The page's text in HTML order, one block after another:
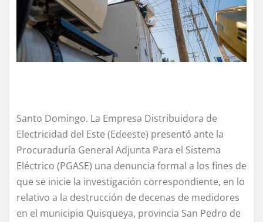
Santo Domingo. La Empresa Distribuidora de
Electricidad del Este (Edeeste) presentó ante la
Procuraduría General Adjunta Para el Sistema
Eléctrico (PGASE) una denuncia formal a los fines de
que se inicie la investigación correspondiente, en lo
relativo a la destrucción de decenas de medidores
en el municipio Quisqueya, provincia San Pedro de